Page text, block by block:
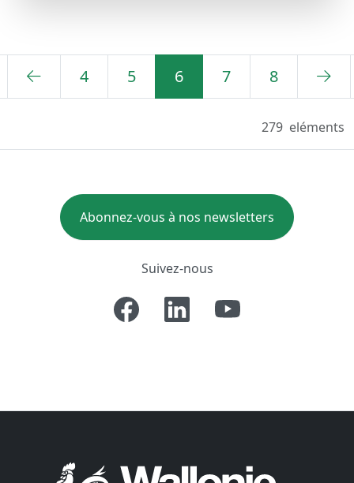
4 5 6 7 8
279 eléments
Abonnez-vous à nos newsletters
Suivez-nous